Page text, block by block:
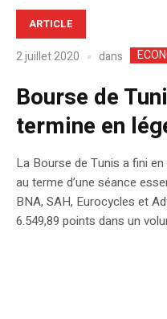
ARTICLE
2 juillet 2020 dans
Bourse de
termine en
La Bourse de Tunis a fini
au terme d’une séance
BNA, SAH, Eurocycles et
6.549,89 points dans un